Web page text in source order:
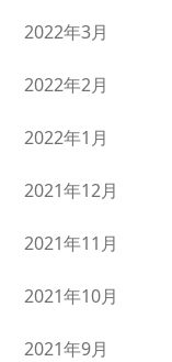
2022年3月
2022年2月
2022年1月
2021年12月
2021年11月
2021年10月
2021年9月